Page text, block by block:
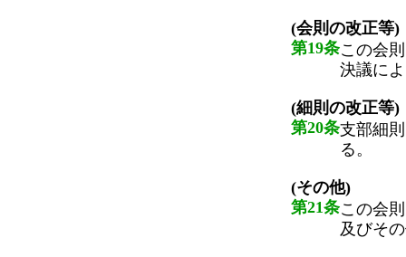
(会則の改正等)
第19条この会
決議に
(細則の改正等)
第20条支部細
る。
(その他)
第21条この会
及びそ